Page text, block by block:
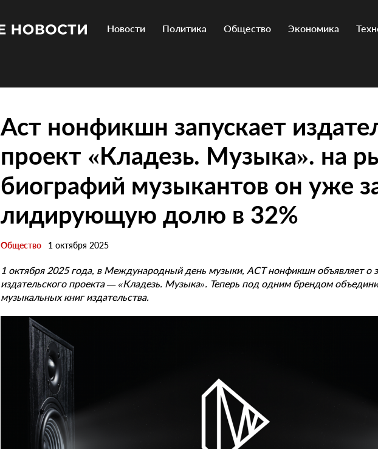
Новости Политика Общество Экономика
Аст нонфикшн запускает
проект «Кладезь. Музыка». на
биографий музыкантов он уже
лидирующую долю в 32%
Общество 1 октября 2025
1 октября 2025 года, в Международный день музыки, АСТ нонфикшн объявляет о
издательского проекта — «Кладезь. Музыка». Теперь под одним брендом
музыкальных книг издательства.